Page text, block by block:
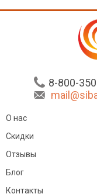
8-800-
О нас
Скидки
Отзывы
Блог
Контакты